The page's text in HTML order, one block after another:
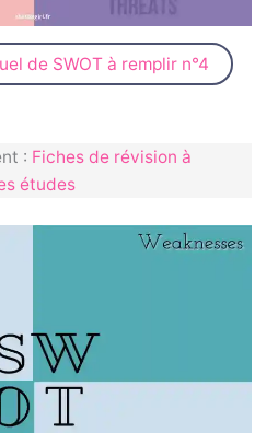
de SWOT à remplir n°4
: Fiches de révision à
études